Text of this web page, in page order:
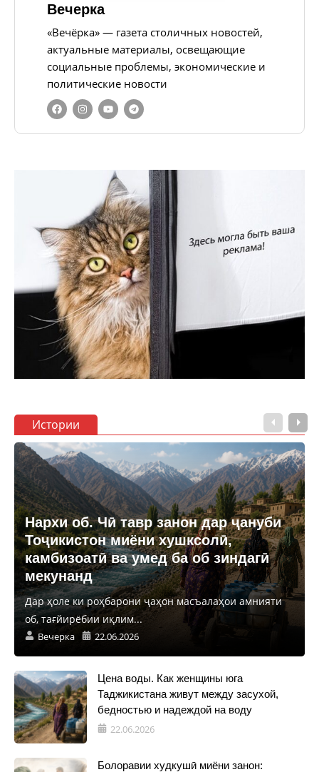
Вечерка
«Вечёрка» — газета столичных новостей,
актуальные материалы, освещающие
социальные проблемы, экономические и
политические новости
Истории
Нархи об. Чӣ тавр занон дар ҷануби
Тоҷикистон миёни хушксолӣ,
камбизоатӣ ва умед ба об зиндагӣ
мекунанд
Дар ҳоле ки роҳбарони ҷаҳон масъалаҳои амнияти
об, тағйирёбии иқлим...
Вечерка 22.06.2026
Цена воды. Как женщины юга
Таджикистана живут между засухой,
бедностью и надеждой на воду
22.06.2026
Болоравии худкушӣ миёни занон: